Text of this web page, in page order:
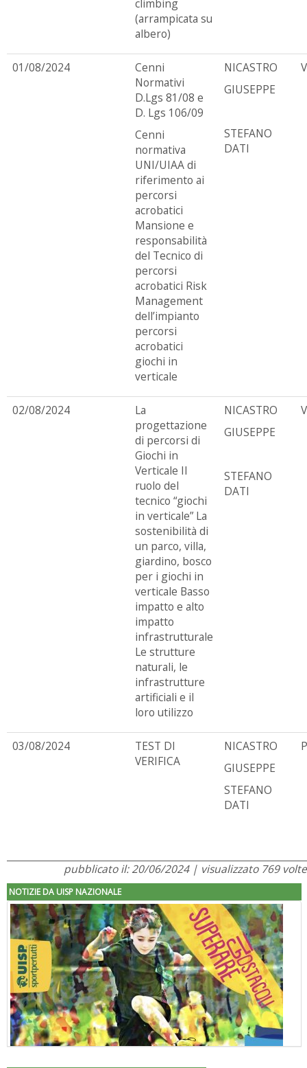
climbing
(arrampicata su
albero)
01/08/2024
Cenni
Normativi
D.Lgs 81/08 e
D. Lgs 106/09
Cenni
normativa
UNI/UIAA di
riferimento ai
percorsi
acrobatici
Mansione e
responsabilità
del Tecnico di
percorsi
acrobatici Risk
Management
dell’impianto
percorsi
acrobatici
giochi in
verticale
NICASTRO
GIUSEPPE
STEFANO
DATI
02/08/2024
La
progettazione
di percorsi di
Giochi in
Verticale Il
ruolo del
tecnico “giochi
in verticale” La
sostenibilità di
un parco, villa,
giardino, bosco
per i giochi in
verticale Basso
impatto e alto
impatto
infrastrutturale
Le strutture
naturali, le
infrastrutture
artificiali e il
loro utilizzo
NICASTRO
GIUSEPPE
STEFANO
DATI
03/08/2024
TEST DI
VERIFICA
NICASTRO
GIUSEPPE
STEFANO
DATI
pubblicato il: 20/06/2024 | visualizzato 769 volte
NOTIZIE DA UISP NAZIONALE